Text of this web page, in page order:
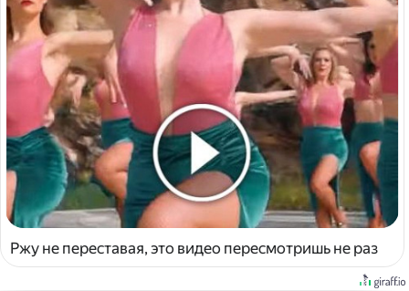
Ржу не переставая, это видео пересмотришь не раз